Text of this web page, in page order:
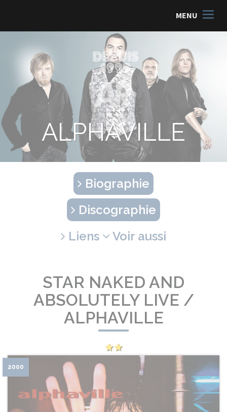
MENU
ALPHAVILLE
Biographie
Discographie
Liens
Voir aussi
STAR NAKED AND
ABSOLUTELY LIVE /
ALPHAVILLE
2000